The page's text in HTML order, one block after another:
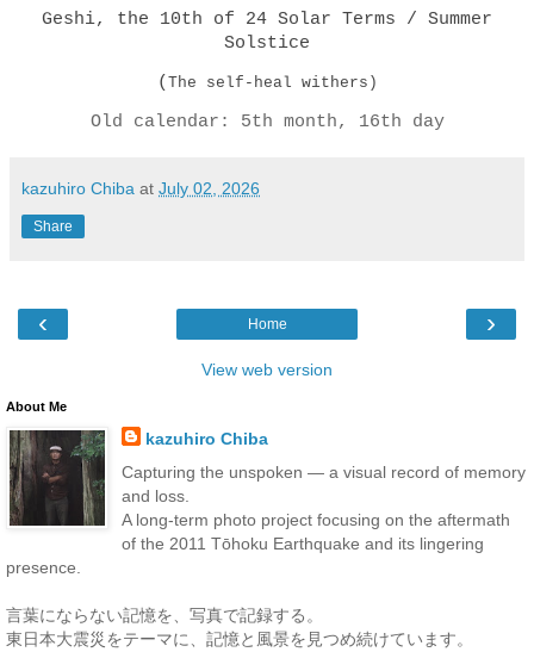
Geshi, the 10th of 24 Solar Terms / Summer
Solstice
(The self-heal withers )
Old calendar: 5th month, 16th day
kazuhiro Chiba at July 02, 2026
Share
‹ ›
Home
View web version
About Me
kazuhiro Chiba
Capturing the unspoken — a visual record of memory
and loss.
A long-term photo project focusing on the aftermath
of the 2011 Tōhoku Earthquake and its lingering
presence.
言葉にならない記憶を、写真で記録する。
東日本大震災をテーマに、記憶と風景を見つめ続けています。